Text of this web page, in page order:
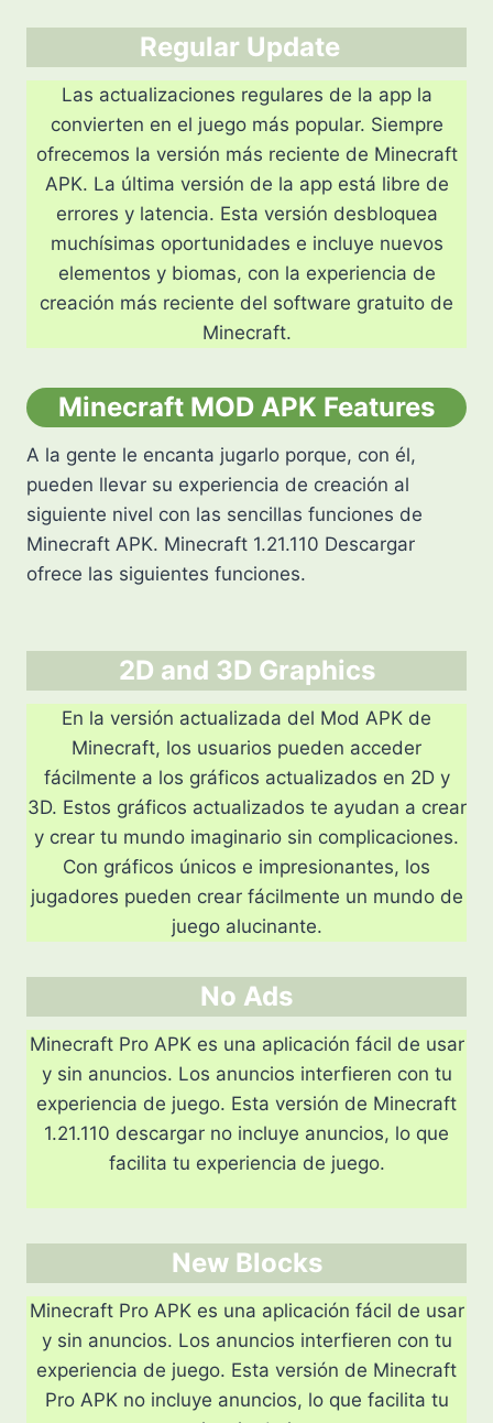
Regular Update
Las actualizaciones regulares de la app la
convierten en el juego más popular. Siempre
ofrecemos la versión más reciente de Minecraft
APK. La última versión de la app está libre de
errores y latencia. Esta versión desbloquea
muchísimas oportunidades e incluye nuevos
elementos y biomas, con la experiencia de
creación más reciente del software gratuito de
Minecraft.
Minecraft MOD APK Features
A la gente le encanta jugarlo porque, con él,
pueden llevar su experiencia de creación al
siguiente nivel con las sencillas funciones de
Minecraft APK. Minecraft 1.21.110 Descargar
ofrece las siguientes funciones.
2D and 3D Graphics
En la versión actualizada del Mod APK de
Minecraft, los usuarios pueden acceder
fácilmente a los gráficos actualizados en 2D y
3D. Estos gráficos actualizados te ayudan a crear
y crear tu mundo imaginario sin complicaciones.
Con gráficos únicos e impresionantes, los
jugadores pueden crear fácilmente un mundo de
juego alucinante.
No Ads
Minecraft Pro APK es una aplicación fácil de usar
y sin anuncios. Los anuncios interfieren con tu
experiencia de juego. Esta versión de Minecraft
1.21.110 descargar no incluye anuncios, lo que
facilita tu experiencia de juego.
New Blocks
Minecraft Pro APK es una aplicación fácil de usar
y sin anuncios. Los anuncios interfieren con tu
experiencia de juego. Esta versión de Minecraft
Pro APK no incluye anuncios, lo que facilita tu